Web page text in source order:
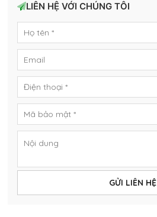
LIÊN HỆ VỚI CHÚNG TÔI
GỬI LIÊN HỆ